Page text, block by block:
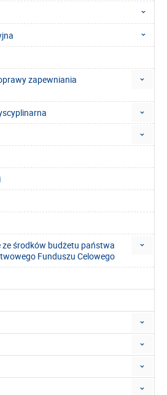
zapewniania
środków budżetu państwa
Funduszu Celowego